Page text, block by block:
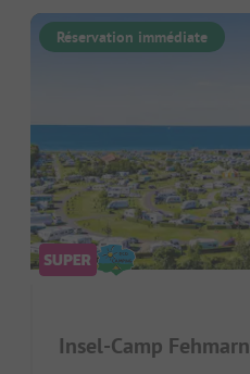
Réservation immédiate
Insel-Camp Fehmarn